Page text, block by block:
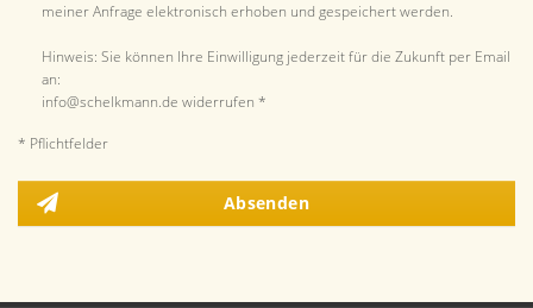
meiner Anfrage elektronisch erhoben und gespeichert werden.
Hinweis: Sie können Ihre Einwilligung jederzeit für die Zukunft per Email
an:
info@schelkmann.de widerrufen *
* Pflichtfelder
Absenden